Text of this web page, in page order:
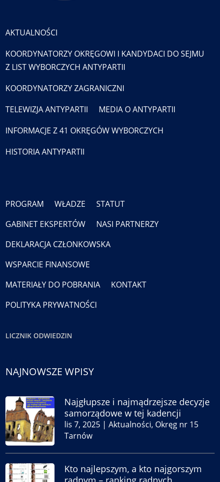
AKTUALNOŚCI
KOORDYNATORZY OKRĘGOWI I KANDYDACI DO SEJMU
Z LIST WYBORCZYCH ANTYPARTII
KOORDYNATORZY ZAGRANICZNI
TELEWIZJA ANTYPARTII
MEDIA O ANTYPARTII
INFORMACJE Z 41 OKRĘGÓW WYBORCZYCH
HISTORIA ANTYPARTII
PROGRAM WŁADZE
STATUT
GABINET EKSPERTÓW
NASI PARTNERZY
DEKLARACJA CZŁONKOWSKA
WSPARCIE FINANSOWE
MATERIAŁY DO POBRANIA
KONTAKT
POLITYKA PRYWATNOŚCI
LICZNIK ODWIEDZIN
NAJNOWSZE WPISY
Najgłupsze i najmądrzejsze decyzje
samorządowe w tej kadencji
lis 7, 2025 |Aktualności, Okręg nr 15
Tarnów
Kto najlepszym, a kto najgorszym